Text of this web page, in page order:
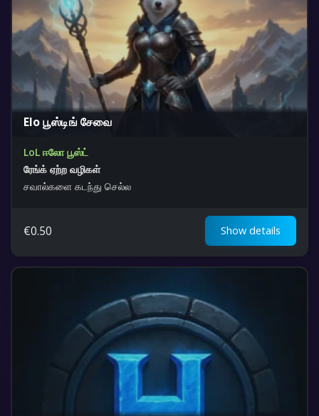
Elo பூஸ்டிங் சேவை
LoL ஈலோ பூஸ்ட்
ரேங்க் ஏற்ற வழிகள்
சவால்களை கடந்து செல்ல
€0.50 Show details